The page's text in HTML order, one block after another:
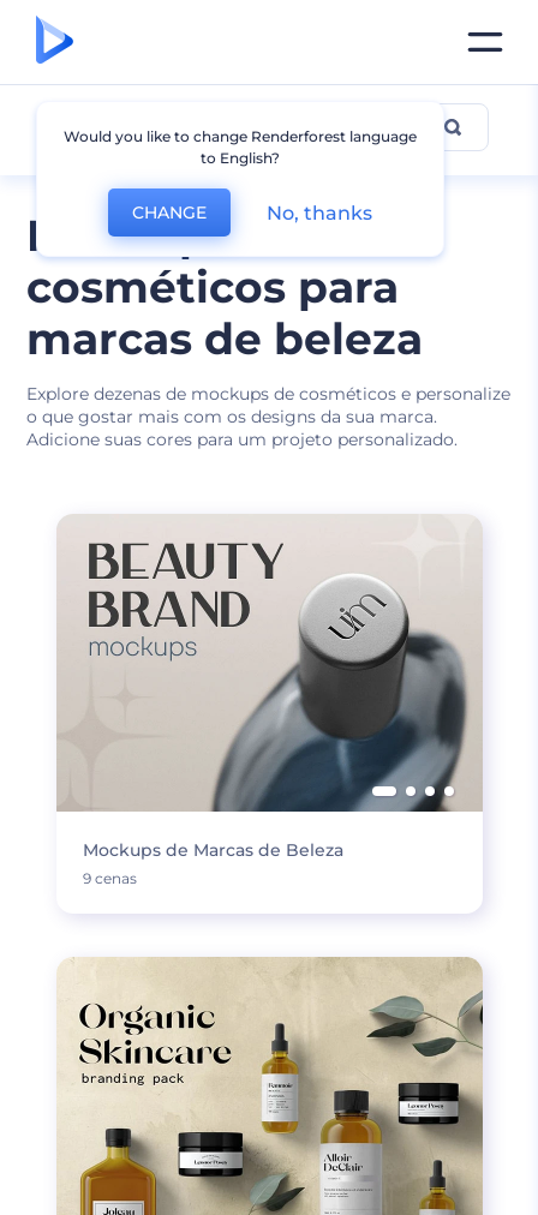
Mockups de
cosméticos para
marcas de beleza
Explore dezenas de mockups de cosméticos e personalize
o que gostar mais com os designs da sua marca.
Adicione suas cores para um projeto personalizado.
Mockup de Cosméticos
Mockups de Marcas de Beleza
9 cenas
Would you like to change Renderforest language
to English?
CHANGE No, thanks